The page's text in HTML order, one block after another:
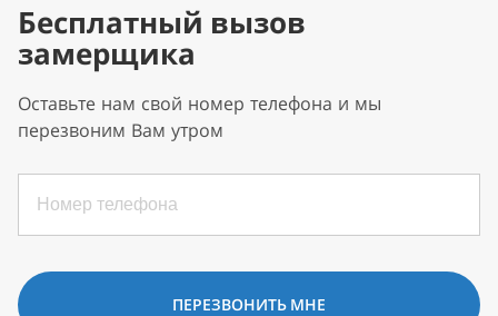
Бесплатный вызов
замерщика
Оставьте нам свой номер телефона и мы
перезвоним Вам утром
ПЕРЕЗВОНИТЬ МНЕ